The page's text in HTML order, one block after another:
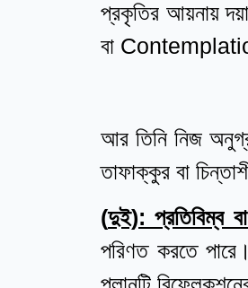
প্রকৃতির আয়নায়
বা
আর তিনি নিজ
তাফাক্কুর বা
(দুই): প্রতিবিম্ব বা
পরিণত করতে